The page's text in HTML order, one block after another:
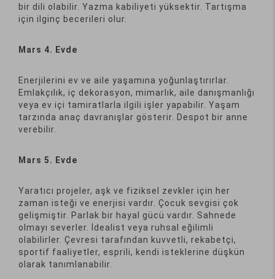
bir dili olabilir. Yazma kabiliyeti yüksektir. Tartışma
için ilginç becerileri olur.
Mars 4. Evde
Enerjilerini ev ve aile yaşamına yoğunlaştırırlar.
Emlakçılık, iç dekorasyon, mimarlık, aile danışmanlığı
veya ev içi tamiratlarla ilgili işler yapabilir. Yaşam
tarzında anaç davranışlar gösterir. Despot bir anne
verebilir.
Mars 5. Evde
Yaratıcı projeler, aşk ve fiziksel zevkler için her
zaman isteği ve enerjisi vardır. Çocuk sevgisi çok
gelişmiştir. Parlak bir hayal gücü vardır. Sahnede
olmayı severler. İdealist veya ruhsal eğilimli
olabilirler. Çevresi tarafından kuvvetli, rekabetçi,
sportif faaliyetler, esprili, kendi isteklerine düşkün
olarak tanımlanabilir.